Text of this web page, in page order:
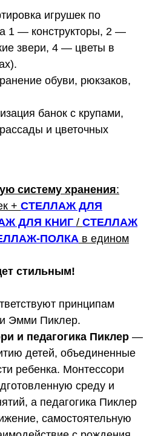
игрушек по
1 — конструкторы, 2 —
звери, 4 — цветы в
обуви, рюкзаков,
банок с крупами,
и цветочных
систему хранения:
+ СТЕЛЛАЖ ДЛЯ
ДЛЯ КНИГ / СТЕЛЛАЖ
ПОЛКА в едином
стильным!
принципам
Эмми Пиклер.
и педагогика Пиклер —
детей, объединенные
ребенка. Монтессори
среду и
а педагогика Пиклер
самостоятельную